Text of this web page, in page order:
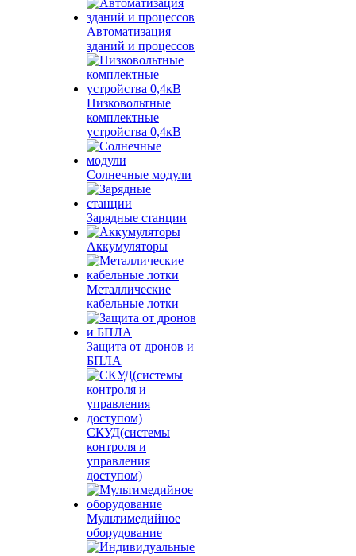
Автоматизация
зданий и процессов
Низковольтные
комплектные
устройства 0,4кВ
Солнечные модули
Зарядные станции
Аккумуляторы
Металлические
кабельные лотки
Защита от дронов и
БПЛА
СКУД(системы
контроля и
управления
доступом)
Мультимедийное
оборудование